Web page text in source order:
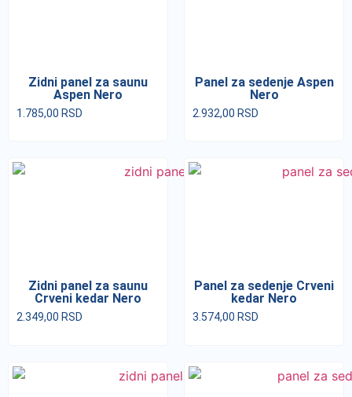
Zidni panel za saunu
Aspen Nero
1.785,00 RSD
Panel za sedenje Aspen
Nero
2.932,00 RSD
Zidni panel za saunu
Crveni kedar Nero
2.349,00 RSD
Panel za sedenje Crveni
kedar Nero
3.574,00 RSD